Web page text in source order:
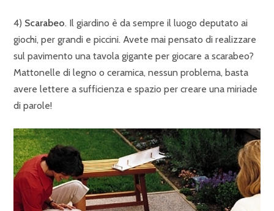
4) Scarabeo. Il giardino è da sempre il luogo deputato ai
giochi, per grandi e piccini. Avete mai pensato di realizzare
sul pavimento una tavola gigante per giocare a scarabeo?
Mattonelle di legno o ceramica, nessun problema, basta
avere lettere a sufficienza e spazio per creare una miriade
di parole!